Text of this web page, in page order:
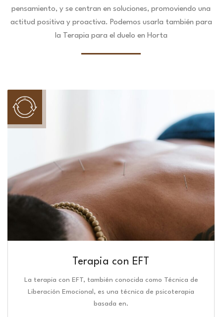
pensamiento, y se centran en soluciones, promoviendo una
actitud positiva y proactiva. Podemos usarla también para
la Terapia para el duelo en Horta
Terapia con EFT
La terapia con EFT, también conocida como Técnica de
Liberación Emocional, es una técnica de psicoterapia
basada en.